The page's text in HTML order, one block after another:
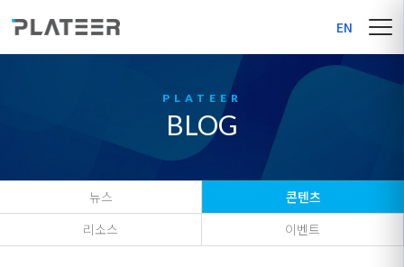
EN
BLOG
뉴스
콘텐츠
리소스
이벤트